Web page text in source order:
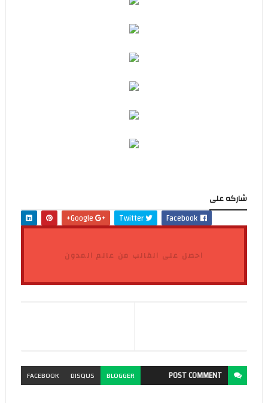
شاركه على
Facebook
Twitter
احصل على القالب من عالم المدون
POSTCOMMENT
BLOGGER
DISQUS
FACEBOOK